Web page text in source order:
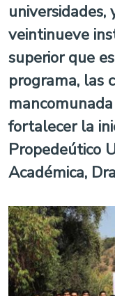
veintinueve
superior que
programa, las
fortalecer la
Propedeútico
Académica,